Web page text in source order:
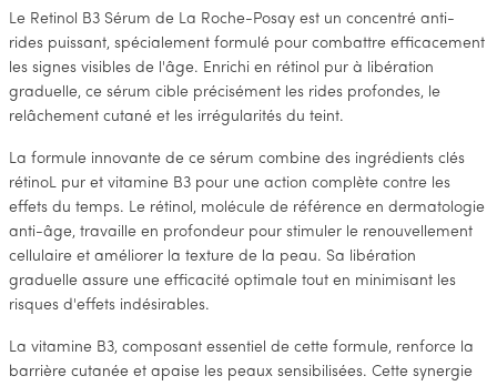
Le Retinol B3 Sérum de La Roche-Posay est un concentré anti-
rides puissant, spécialement formulé pour combattre efficacement
les signes visibles de l'âge. Enrichi en rétinol pur à libération
graduelle, ce sérum cible précisément les rides profondes, le
relâchement cutané et les irrégularités du teint.
La formule innovante de ce sérum combine des ingrédients clés
rétinoL pur et vitamine B3 pour une action complète contre les
effets du temps. Le rétinol, molécule de référence en dermatologie
anti-âge, travaille en profondeur pour stimuler le renouvellement
cellulaire et améliorer la texture de la peau. Sa libération
graduelle assure une efficacité optimale tout en minimisant les
risques d'effets indésirables.
La vitamine B3, composant essentiel de cette formule, renforce la
barrière cutanée et apaise les peaux sensibilisées. Cette synergie